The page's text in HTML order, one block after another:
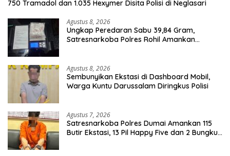
750 Tramadol dan 1.035 Hexymer Disita Polisi di Neglasari
Agustus 8, 2026
Ungkap Peredaran Sabu 39,84 Gram,
Satresnarkoba Polres Rohil Amankan
Agustus 8, 2026
Sembunyikan Ekstasi di Dashboard Mobil,
Warga Kuntu Darussalam Diringkus Polisi
Agustus 7, 2026
Satresnarkoba Polres Dumai Amankan 115
Butir Ekstasi, 13 Pil Happy Five dan 2 Bungkus